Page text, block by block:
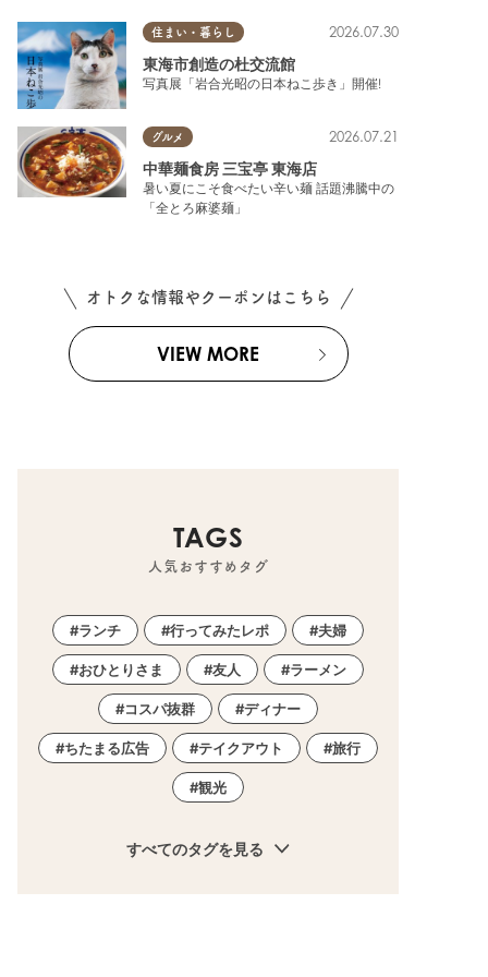
住まい・暮らし 2026.07.30
東海市創造の杜交流館
写真展「岩合光昭の日本ねこ歩き」開催!
グルメ 2026.07.21
中華麺食房 三宝亭 東海店
暑い夏にこそ食べたい辛い麺 話題沸騰中の
「全とろ麻婆麺」
オトクな情報やクーポンはこちら
VIEW MORE
TAGS
人気おすすめタグ
ランチ 行ってみたレポ 夫婦
おひとりさま 友人 ラーメン
コスパ抜群 ディナー
ちたまる広告 テイクアウト 旅行
観光
すべてのタグを見る